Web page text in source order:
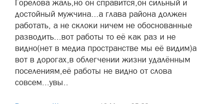
Горелова жаль,но он справится,он сильный и
достойный мужчина...а глава района должен
работать, а не склоки ничем не обоснованные
разводить...вот работы то её как раз и не
видно(нет в медиа пространстве мы её видим)а
вот в дорогах,в облегчении жизни удалённым
поселениям,её работы не видно от слова
совсем...увы..